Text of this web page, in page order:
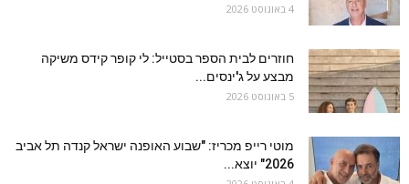
4 באוגוסט 2026
חוזרים לבית הספר בסטייל: לי קופר קידס משיקה
מבצע על ג'ינסים...
5 באוגוסט 2026
מוטי רייפ מכריז: "שבוע האופנה ישראל קנדה תל אביב
2026" יוצא...